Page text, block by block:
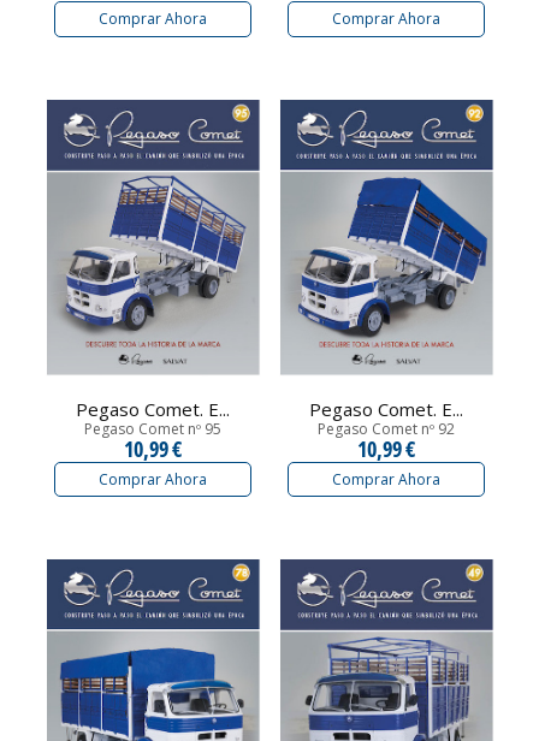
Comprar Ahora Comprar Ahora
Pegaso Comet. E...
Pegaso Comet nº 95
10,99 €
Comprar Ahora
Pegaso Comet. E...
Pegaso Comet nº 92
10,99 €
Comprar Ahora